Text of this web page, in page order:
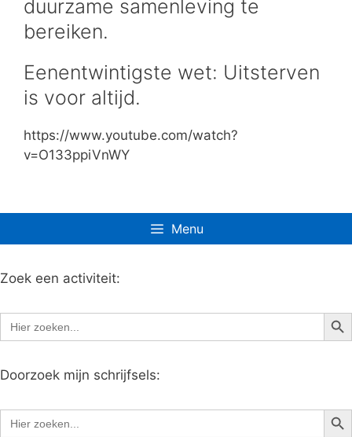
duurzame samenleving te
bereiken.
Eenentwintigste wet: Uitsterven
is voor altijd.
https://www.youtube.com/watch?
v=O133ppiVnWY
Menu
Zoek een activiteit:
Zoek
naar:
Doorzoek mijn schrijfsels:
Zoek
naar: